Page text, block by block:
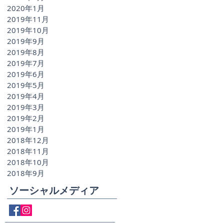
2020年1月
2019年11月
2019年10月
2019年9月
2019年8月
2019年7月
2019年6月
2019年5月
2019年4月
2019年3月
2019年2月
2019年1月
2018年12月
2018年11月
2018年10月
2018年9月
ソーシャルメディア